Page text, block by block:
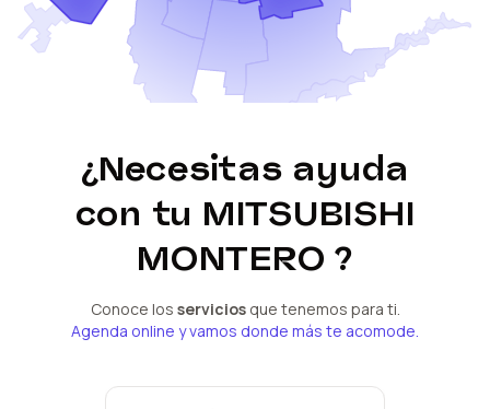
¿Necesitas ayuda
con tu MITSUBISHI
MONTERO ?
Conoce los servicios que tenemos para ti.
Agenda online y vamos donde más te acomode.